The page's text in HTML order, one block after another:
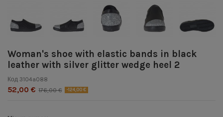
Woman's shoe with elastic bands in black
leather with silver glitter wedge heel 2
Код 3104a088
52,00 € 176,00 € -124,00 €